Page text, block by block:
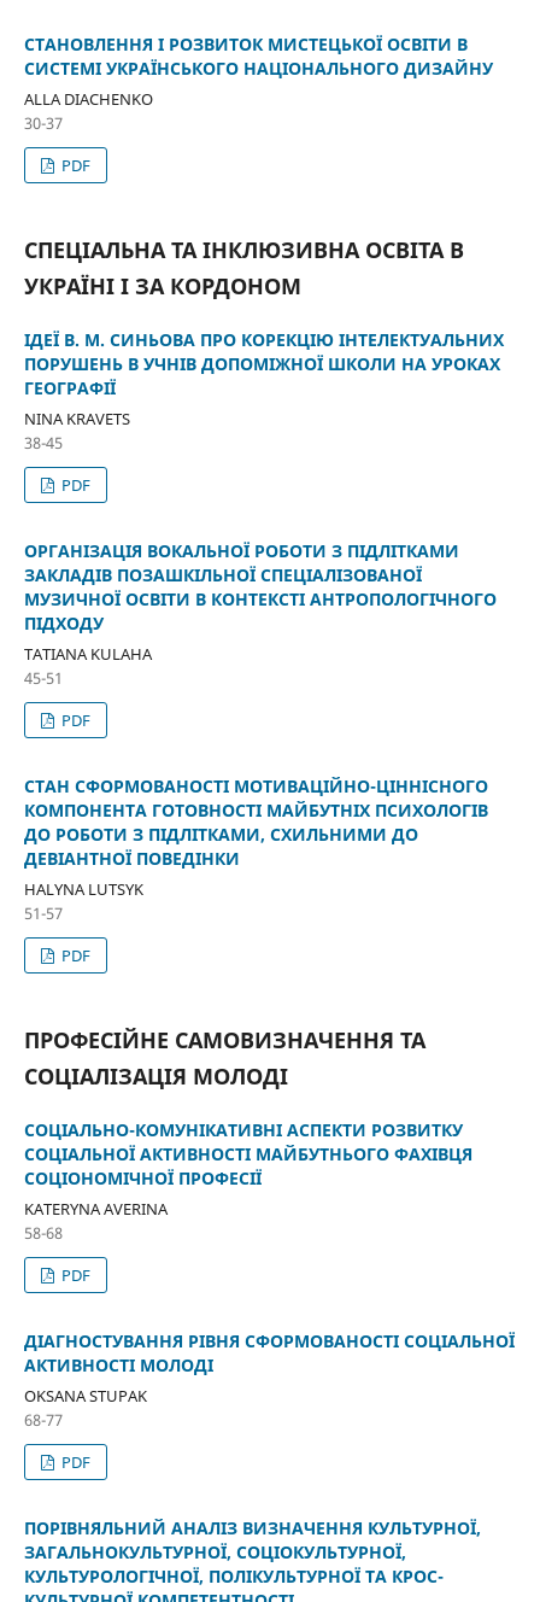
СТАНОВЛЕННЯ І РОЗВИТОК МИСТЕЦЬКОЇ ОСВІТИ В
СИСТЕМІ УКРАЇНСЬКОГО НАЦІОНАЛЬНОГО ДИЗАЙНУ
ALLA DІACHENKO
30-37
PDF
СПЕЦІАЛЬНА ТА ІНКЛЮЗИВНА ОСВІТА В
УКРАЇНІ І ЗА КОРДОНОМ
ІДЕЇ В. М. СИНЬОВА ПРО КОРЕКЦІЮ ІНТЕЛЕКТУАЛЬНИХ
ПОРУШЕНЬ В УЧНІВ ДОПОМІЖНОЇ ШКОЛИ НА УРОКАХ
ГЕОГРАФІЇ
NINA KRAVETS
38-45
PDF
ОРГАНІЗАЦІЯ ВОКАЛЬНОЇ РОБОТИ З ПІДЛІТКАМИ
ЗАКЛАДІВ ПОЗАШКІЛЬНОЇ СПЕЦІАЛІЗОВАНОЇ
МУЗИЧНОЇ ОСВІТИ В КОНТЕКСТІ АНТРОПОЛОГІЧНОГО
ПІДХОДУ
TATIANA KULAHA
45-51
PDF
СТАН СФОРМОВАНОСТІ МОТИВАЦІЙНО-ЦІННІСНОГО
КОМПОНЕНТА ГОТОВНОСТІ МАЙБУТНІХ ПСИХОЛОГІВ
ДО РОБОТИ З ПІДЛІТКАМИ, СХИЛЬНИМИ ДО
ДЕВІАНТНОЇ ПОВЕДІНКИ
HALYNA LUTSYK
51-57
PDF
ПРОФЕСІЙНЕ САМОВИЗНАЧЕННЯ ТА
СОЦІАЛІЗАЦІЯ МОЛОДІ
СОЦІАЛЬНО-КОМУНІКАТИВНІ АСПЕКТИ РОЗВИТКУ
СОЦІАЛЬНОЇ АКТИВНОСТІ МАЙБУТНЬОГО ФАХІВЦЯ
СОЦІОНОМІЧНОЇ ПРОФЕСІЇ
KATERYNA AVERINA
58-68
PDF
ДІАГНОСТУВАННЯ РІВНЯ СФОРМОВАНОСТІ СОЦІАЛЬНОЇ
АКТИВНОСТІ МОЛОДІ
OKSANA STUPAK
68-77
PDF
ПОРІВНЯЛЬНИЙ АНАЛІЗ ВИЗНАЧЕННЯ КУЛЬТУРНОЇ,
ЗАГАЛЬНОКУЛЬТУРНОЇ, СОЦІОКУЛЬТУРНОЇ,
КУЛЬТУРОЛОГІЧНОЇ, ПОЛІКУЛЬТУРНОЇ ТА КРОС-